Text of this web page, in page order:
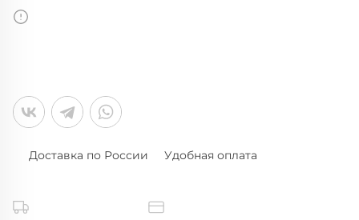
Доставка по России Удобная оплата